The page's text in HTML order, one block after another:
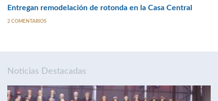
Entregan remodelación de rotonda en la Casa Central
2 COMENTARIOS
Noticias Destacadas